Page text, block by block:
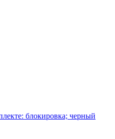
блокировка; черный